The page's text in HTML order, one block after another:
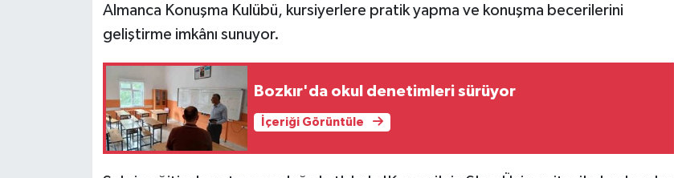
Almanca Konuşma Kulübü, kursiyerlere pratik yapma ve konuşma becerilerini
geliştirme imkânı sunuyor.
Bozkır'da okul denetimleri sürüyor
İçeriği Görüntüle
İş Dünyası
Jandarma